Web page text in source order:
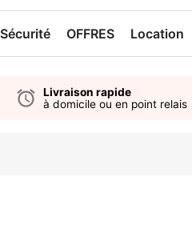
Sécurité OFFRES Location
alarm
Livraison rapide
à domicile ou en point relais